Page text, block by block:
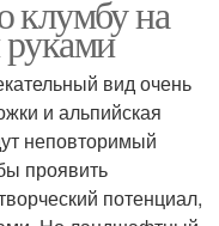
клумба
Красивая клумба
клумбу на
вид очень
и альпийская
неповторимый
проявить
потенциал,